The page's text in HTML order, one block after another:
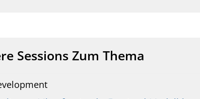
Sessions Zum Thema